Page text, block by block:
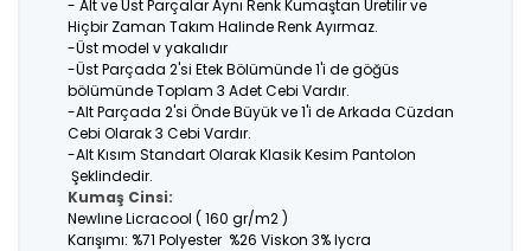
- Alt ve Üst Parçalar Aynı Renk Kumaştan Üretilir ve
Hiçbir Zaman Takım Halinde Renk Ayırmaz.
-Üst model v yakalıdır
-Üst Parçada 2'si Etek Bölümünde 1'i de göğüs
bölümünde Toplam 3 Adet Cebi Vardır.
-Alt Parçada 2'si Önde Büyük ve 1'i de Arkada Cüzdan
Cebi Olarak 3 Cebi Vardır.
-Alt Kısım Standart Olarak Klasik Kesim Pantolon
Şeklindedir.
Kumaş Cinsi:
Newlıne Licracool ( 160 gr/m2 )
Karışımı: %71 Polyester %26 Viskon 3% lycra